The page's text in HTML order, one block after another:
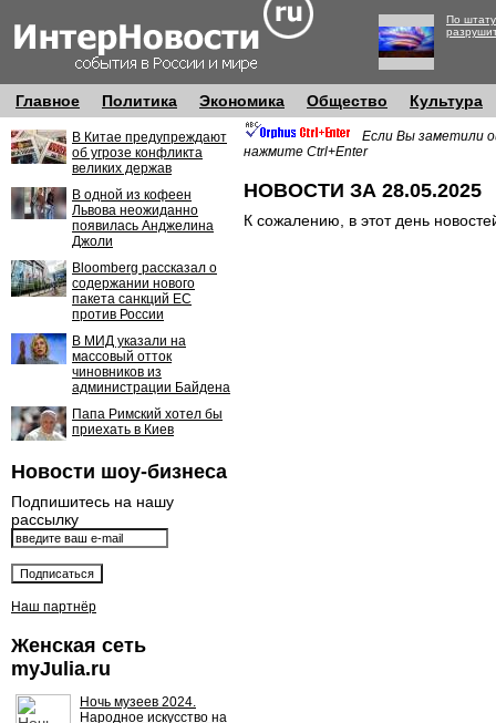
По
Главное Политика Экономика Общество Культура
В Китае предупреждают
об угрозе конфликта
великих держав
В одной из кофеен
Львова неожиданно
появилась Анджелина
Джоли
Bloomberg рассказал о
содержании нового
пакета санкций ЕС
против России
В МИД указали на
массовый отток
чиновников из
администрации Байдена
Папа Римский хотел бы
приехать в Киев
Новости шоу-бизнеса
Подпишитесь на нашу
рассылку
Наш партнёр
Женская сеть
myJulia.ru
Ночь музеев 2024.
Народное искусство на
Если Вы заметили
нажмите Ctrl+Enter
НОВОСТИ ЗА 28.05.2025
К сожалению, в этот день